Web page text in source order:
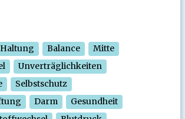
Haltung Balance
Mitte
Unverträglichkeiten
Selbstschutz
Darm
Gesundheit